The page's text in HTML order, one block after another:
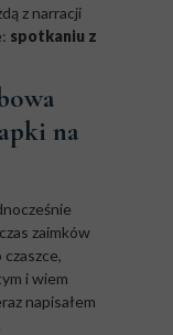
z narracji
spotkaniu z
na
zaimków
czaszce,
i wiem
napisałem